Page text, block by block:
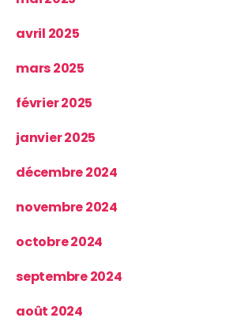
avril 2025
mars 2025
février 2025
janvier 2025
décembre 2024
novembre 2024
octobre 2024
septembre 2024
août 2024